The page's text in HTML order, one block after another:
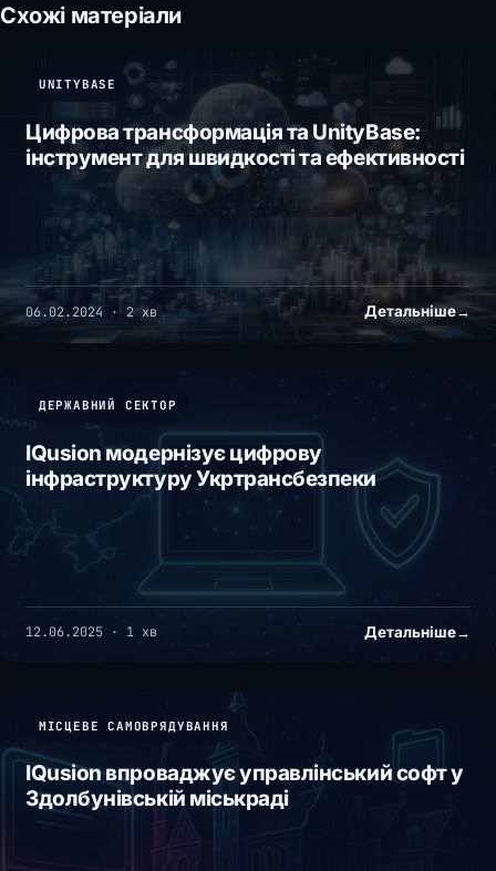
Схожі матеріали
UNITYBASE
Цифрова трансформація та UnityBase:
інструмент для швидкості та ефективності
06.02.2024 · 2 хв Детальніше→
ДЕРЖАВНИЙ СЕКТОР
IQusion модернізує цифрову
інфраструктуру Укртрансбезпеки
12.06.2025 · 1 хв Детальніше→
МІСЦЕВЕ САМОВРЯДУВАННЯ
IQusion впроваджує управлінський софт у
Здолбунівській міськраді